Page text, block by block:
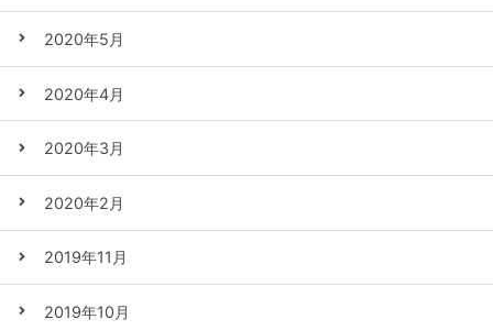
2020年5月
2020年4月
2020年3月
2020年2月
2019年11月
2019年10月